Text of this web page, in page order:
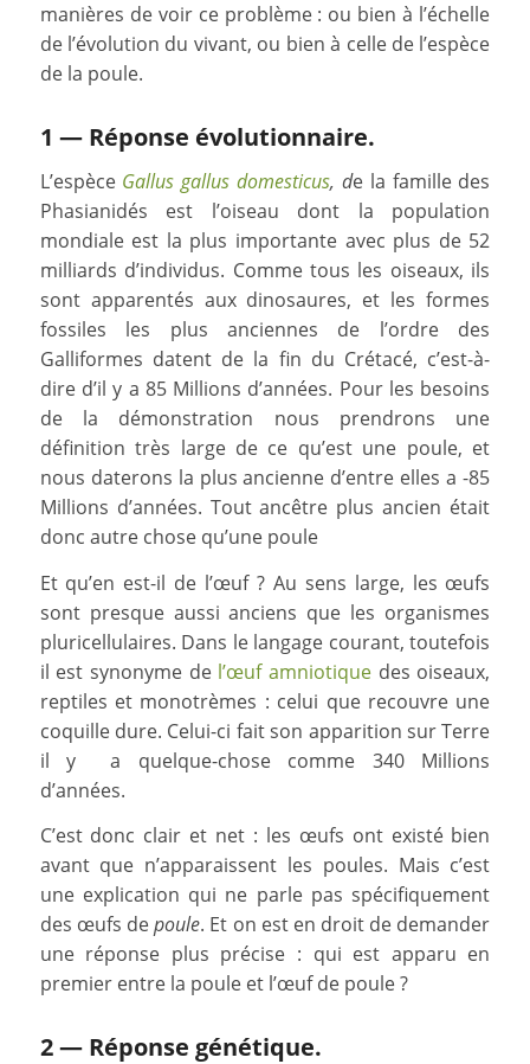
manières de voir ce problème : ou bien à l’échelle
de l’évolution du vivant, ou bien à celle de l’espèce
de la poule.
1 — Réponse évolutionnaire.
L’espèce Gallus gallus domesticus, de la famille des
Phasianidés est l’oiseau dont la population
mondiale est la plus importante avec plus de 52
milliards d’individus. Comme tous les oiseaux, ils
sont apparentés aux dinosaures, et les formes
fossiles les plus anciennes de l’ordre des
Galliformes datent de la fin du Crétacé, c’est-à-
dire d’il y a 85 Millions d’années. Pour les besoins
de la démonstration nous prendrons une
définition très large de ce qu’est une poule, et
nous daterons la plus ancienne d’entre elles a -85
Millions d’années. Tout ancêtre plus ancien était
donc autre chose qu’une poule
Et qu’en est-il de l’œuf ? Au sens large, les œufs
sont presque aussi anciens que les organismes
pluricellulaires. Dans le langage courant, toutefois
il est synonyme de l’œuf amniotique des oiseaux,
reptiles et monotrèmes : celui que recouvre une
coquille dure. Celui-ci fait son apparition sur Terre
il y a quelque-chose comme 340 Millions
d’années.
C’est donc clair et net : les œufs ont existé bien
avant que n’apparaissent les poules. Mais c’est
une explication qui ne parle pas spécifiquement
des œufs depoule. Et on est en droit de demander
une réponse plus précise : qui est apparu en
premier entre la poule et l’œuf de poule ?
2 — Réponse génétique.